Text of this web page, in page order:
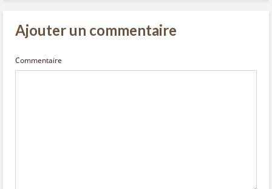
Ajouter un commentaire
Commentaire